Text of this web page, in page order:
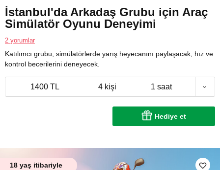
İstanbul'da Arkadaş Grubu için Araç
Simülatör Oyunu Deneyimi
2 yorumlar
Katılımcı grubu, simülatörlerde yarış heyecanını paylaşacak, hız ve
kontrol becerilerini deneyecek.
1400 TL 4 kişi 1 saat
Hediye et
18 yaş itibariyle